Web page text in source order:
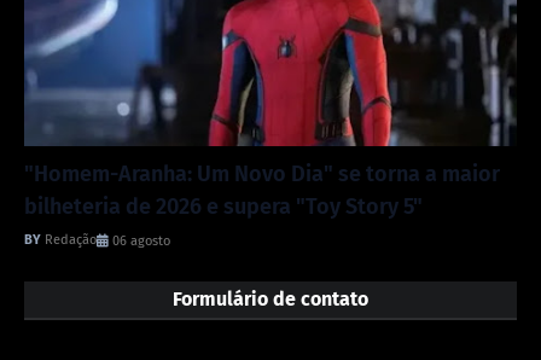
"Homem-Aranha: Um Novo Dia" se torna a maior
bilheteria de 2026 e supera "Toy Story 5"
Redação 06 agosto
Formulário de contato